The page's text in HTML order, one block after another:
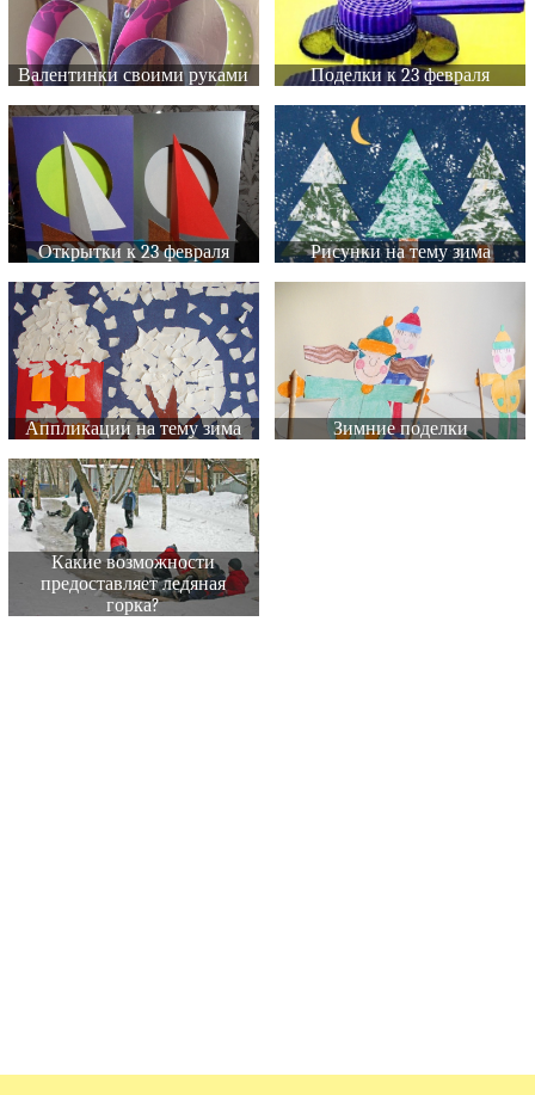
Валентинки своими руками Поделки к 23 февраля
Открытки к 23 февраля Рисунки на тему зима
Аппликации на тему зима Зимние поделки
Какие возможности
предоставляет ледяная
горка?